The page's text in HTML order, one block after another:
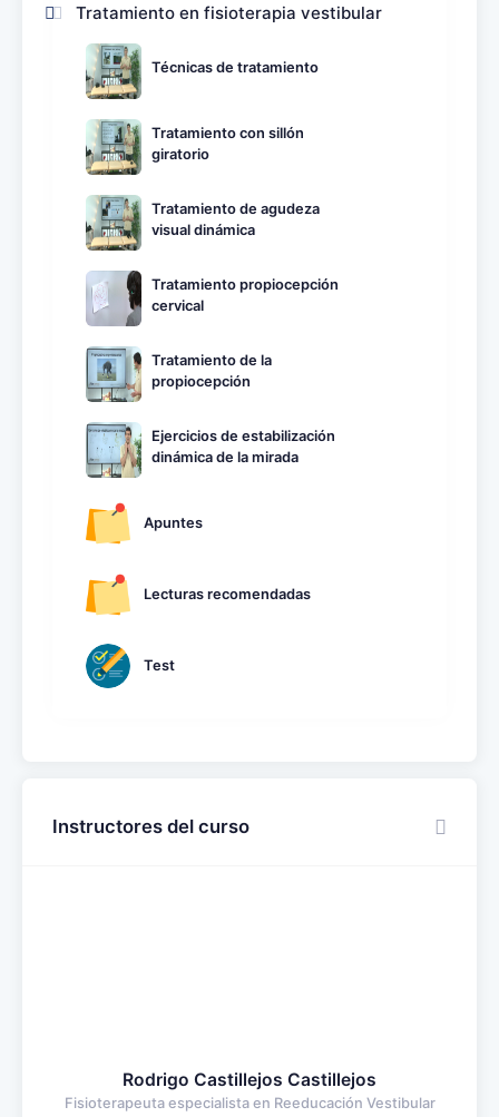
Tratamiento en fisioterapia vestibular
Técnicas de tratamiento
Tratamiento con sillón
giratorio
Tratamiento de agudeza
visual dinámica
Tratamiento propiocepción
cervical
Tratamiento de la
propiocepción
Ejercicios de estabilización
dinámica de la mirada
Apuntes
Lecturas recomendadas
Test
Instructores del curso
Rodrigo Castillejos Castillejos
Fisioterapeuta especialista en Reeducación Vestibular